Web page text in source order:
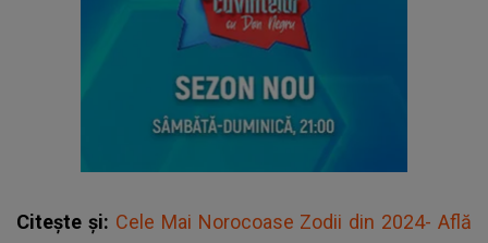
Citește și: Cele Mai Norocoase Zodii din 2024- Află